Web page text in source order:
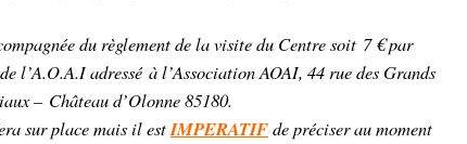
du règlement de la visite du Centre soit 7 € par
l’A.O.A.I adressé à l’Association AOAI, 44 rue des Grands
– Château d’Olonne 85180.
sur place mais il estIMPERATIFde préciser au moment